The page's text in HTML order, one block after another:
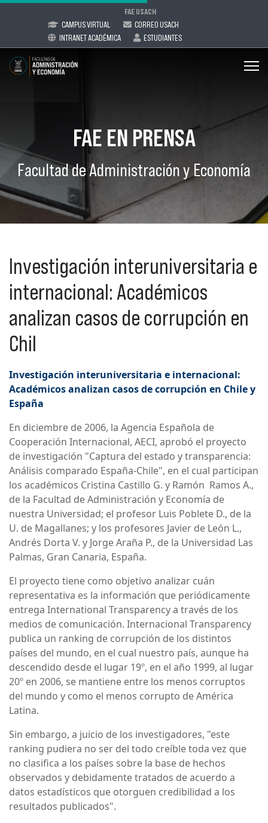
FAE USACH
CAMPUS VIRTUAL
CORREO USACH
INTRANET ACADÉMICA
ESTUDIANTES
FAE EN PRENSA
Facultad de Administración y Economía
Investigación interuniversitaria e
internacional: Académicos
analizan casos de corrupción en
Chil
Investigación interuniversitaria e internacional:
Académicos analizan casos de corrupción en Chile y
España
En diciembre de 2006, la Agencia Española de
Cooperación Internacional, AECI, aprobó el proyecto
de investigación "Captura del estado y transparencia:
Análisis comparado España-Chile", en el cual participan
los académicos Cristina Castillo G. y Ramón Ramos A.,
de la Facultad de Administración y Economía de
nuestra Universidad; el profesor Luis Poblete D., de la
U. de Magallanes; y los profesores Javier de León L.,
Andrés Dorta V. y Jorge Araña P., de la Universidad Las
Palmas, Gran Canaria, España.
El proyecto tiene como objetivo analizar cuán
representativa es la información que periódicamente
entrega International Transparency a través de los
medios de comunicación. Internacional Transparency
publica un ranking de corrupción de los distintos
países del mundo, en el cual nuestro país, aunque ha
descendido desde el lugar 19º, en el año 1999, al lugar
20º en 2006, se mantiene entre los menos corruptos
del mundo y como el menos corrupto de América
Latina.
Sin embargo, a juicio de los investigadores, "este
ranking pudiera no ser del todo creíble toda vez que
no clasifica a los países sobre la base de hechos
observados y debidamente tratados de acuerdo a
datos estadísticos que otorguen credibilidad a los
resultados publicados".